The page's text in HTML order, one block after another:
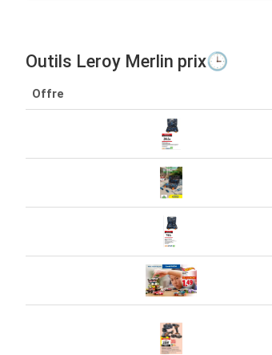
Outils Leroy Merlin prix🕒
Offre